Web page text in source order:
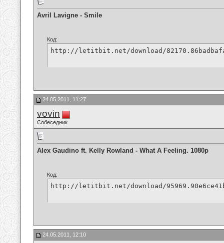
Avril Lavigne - Smile
Код:
http://letitbit.net/download/
24.05.2011, 11:27
vovin
Собеседник
Alex Gaudino ft. Kelly Rowland - What A Feeling. 1080p
Код:
http://letitbit.net/download/
24.05.2011, 12:10